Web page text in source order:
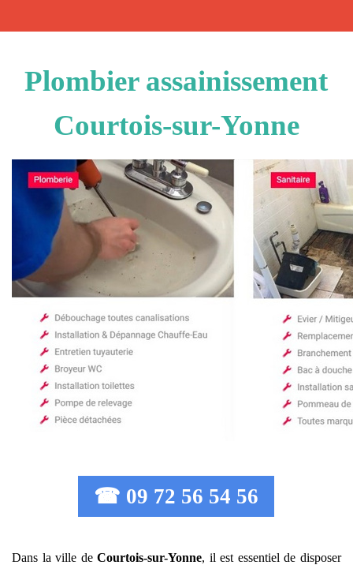
Plombier assainissement
Courtois-sur-Yonne
☎ 09 72 56 54 56
Dans la ville deCourtois-sur-Yonne, il est essentiel de disposer